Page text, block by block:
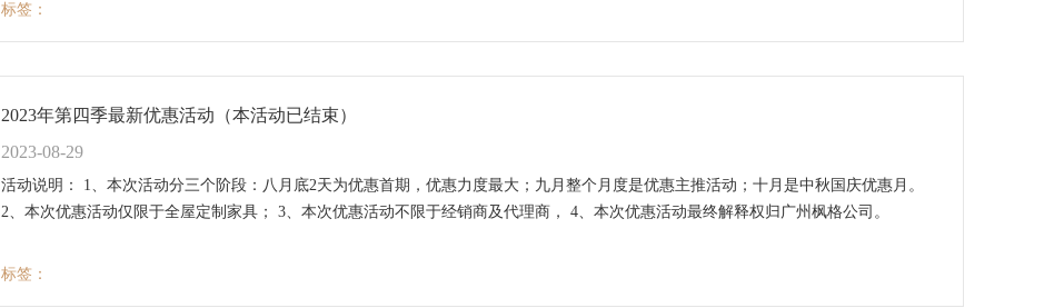
标签：
2023年第四季最新优惠活动（本活动已结束）
2023-08-29
活动说明： 1、本次活动分三个阶段：八月底2天为优惠首期，优惠力度最大；九月整个月度是优惠主推活动；十月是中秋国庆优惠月。
2、本次优惠活动仅限于全屋定制家具； 3、本次优惠活动不限于经销商及代理商， 4、本次优惠活动最终解释权归广州枫格公司。
标签：